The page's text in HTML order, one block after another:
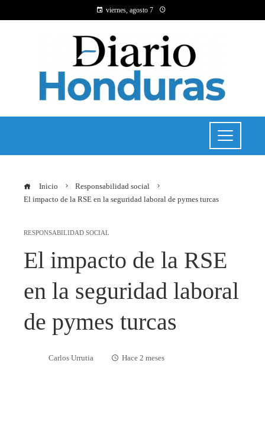
viernes, agosto 7
Inicio
Responsabilidad social
El impacto de la RSE en la seguridad laboral de pymes turcas
RESPONSABILIDAD SOCIAL
El impacto de la RSE
en la seguridad laboral
de pymes turcas
Carlos Urrutia Hace 2 meses